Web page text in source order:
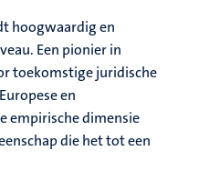
hoogwaardig en
Een pionier in
toekomstige juridische
en
empirische dimensie
die het tot een